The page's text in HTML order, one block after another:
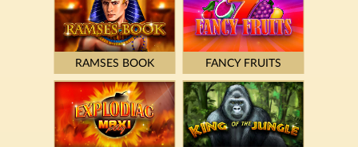
RAMSES BOOK FANCY FRUITS